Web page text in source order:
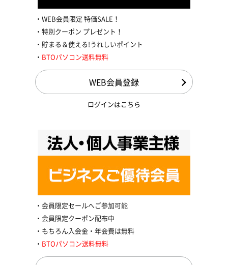
WEB会員限定 特価SALE！
特別クーポン プレゼント！
貯まる＆使える!うれしいポイント
BTOパソコン送料無料
WEB会員登録
ログインはこちら
会員限定セールへご参加可能
会員限定クーポン配布中
もちろん入会金・年会費は無料
BTOパソコン送料無料